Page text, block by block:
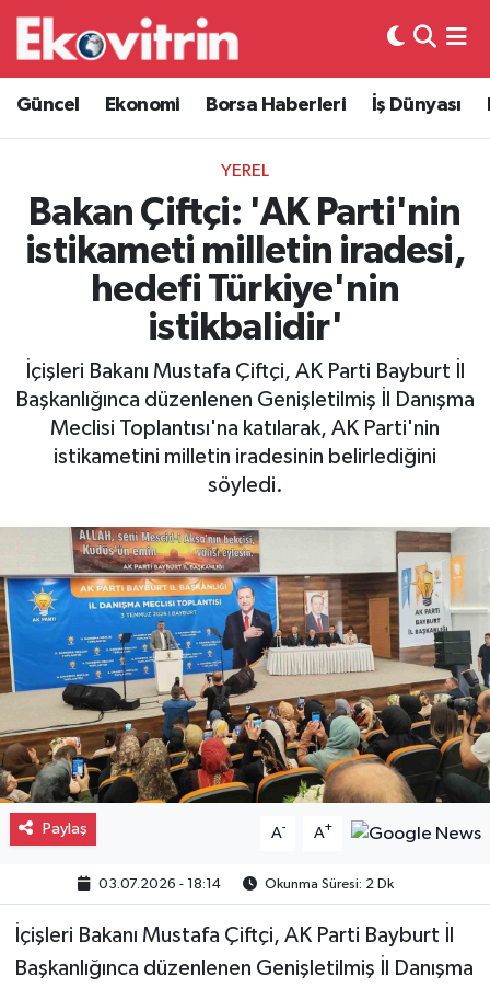
Güncel Ekonomi Borsa Haberleri İş Dünyası
YEREL
Bakan Çiftçi: 'AK Parti'nin
istikameti milletin iradesi,
hedefi Türkiye'nin
istikbalidir'
İçişleri Bakanı Mustafa Çiftçi, AK Parti Bayburt İl
Başkanlığınca düzenlenen Genişletilmiş İl Danışma
Meclisi Toplantısı'na katılarak, AK Parti'nin
istikametini milletin iradesinin belirlediğini
söyledi.
Paylaş A- A+
03.07.2026 - 18:14 Okunma Süresi: 2 Dk
İçişleri Bakanı Mustafa Çiftçi, AK Parti Bayburt İl
Başkanlığınca düzenlenen Genişletilmiş İl Danışma
Güncel
Ekonomi
Borsa Haberleri
İş Dünyası
Lojistik
Otovitrin
Asayiş
Gayrimenkul
Spor
Eğitim
Hava Durumu
Trafik Durumu
Süper Lig Puan Durumu ve Fikstür
Tüm Manşetler
Son Dakika Haberleri
Haber Arşivi